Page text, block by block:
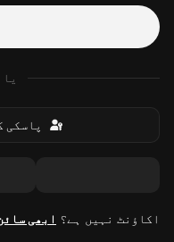
پاسکی
اکاؤنٹ نہیں ہے؟ ابھی